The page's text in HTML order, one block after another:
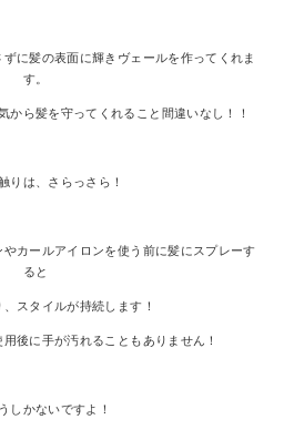
に髪の表面に輝きヴェールを作ってくれま
す。
から髪を守ってくれること間違いなし！！
りは、さらっさら！
カールアイロンを使う前に髪にスプレーす
ると
スタイルが持続します！
後に手が汚れることもありません！
しかないですよ！